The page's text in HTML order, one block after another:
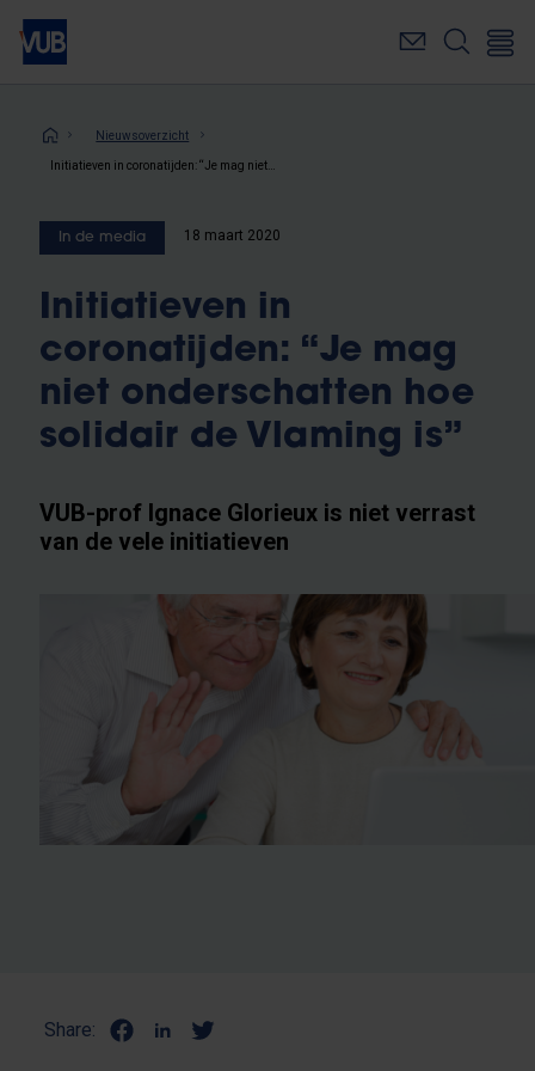
Overslaan
naar
inhoudKruimelpad
Nieuwsoverzicht
In de media 18 maart 2020
Initiatieven in
coronatijden: “Je mag
niet onderschatten hoe
solidair de Vlaming is”
VUB-prof Ignace Glorieux is niet verrast
van de vele initiatieven
Share: